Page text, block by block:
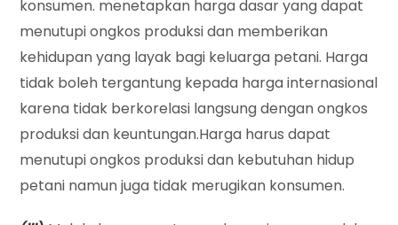
konsumen. menetapkan harga dasar yang dapat
menutupi ongkos produksi dan memberikan
kehidupan yang layak bagi keluarga petani. Harga
tidak boleh tergantung kepada harga internasional
karena tidak berkorelasi langsung dengan ongkos
produksi dan keuntungan.Harga harus dapat
menutupi ongkos produksi dan kebutuhan hidup
petani namun juga tidak merugikan konsumen.